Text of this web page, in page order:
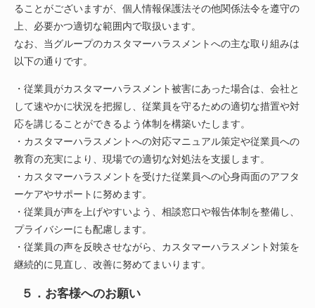
ることがございますが、個人情報保護法その他関係法令を遵守の
上、必要かつ適切な範囲内で取扱います。
なお、当グループのカスタマーハラスメントへの主な取り組みは
以下の通りです。
・従業員がカスタマーハラスメント被害にあった場合は、会社と
して速やかに状況を把握し、従業員を守るための適切な措置や対
応を講じることができるよう体制を構築いたします。
・カスタマーハラスメントへの対応マニュアル策定や従業員への
教育の充実により、現場での適切な対処法を支援します。
・カスタマーハラスメントを受けた従業員への心身両面のアフタ
ーケアやサポートに努めます。
・従業員が声を上げやすいよう、相談窓口や報告体制を整備し、
プライバシーにも配慮します。
・従業員の声を反映させながら、カスタマーハラスメント対策を
継続的に見直し、改善に努めてまいります。
５．お客様へのお願い